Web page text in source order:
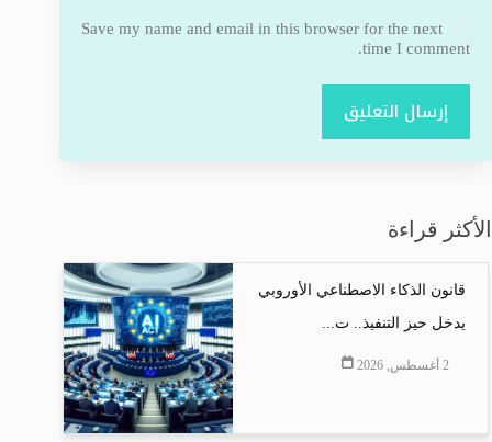
Save my name and email in this browser for the next
time I comment.
إرسال التعليق
الأكثر قراءة
قانون الذكاء الاصطناعي الأوروبي
يدخل حيز التنفيذ.. ت...
2 أغسطس, 2026